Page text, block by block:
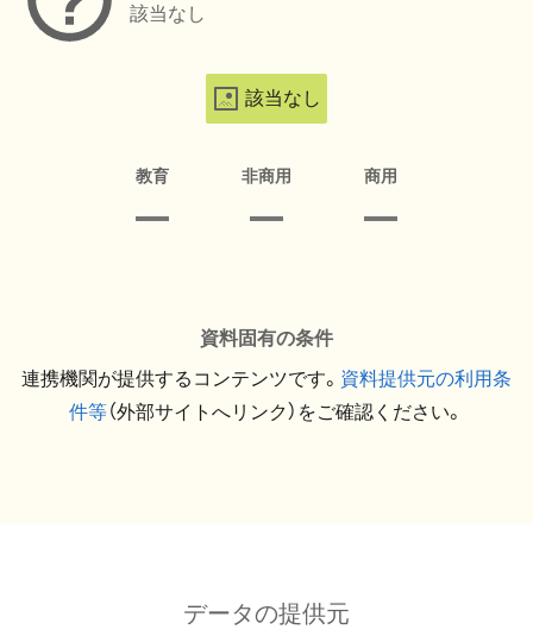
該当なし
該当なし
教育 非商用 商用
資料固有の条件
連携機関が提供するコンテンツです。 資料提供元の利用条
件等（外部サイトへリンク）をご確認ください。
データの提供元